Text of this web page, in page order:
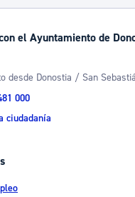
el Ayuntamiento de
desde Donostia / San
000
ciudadanía